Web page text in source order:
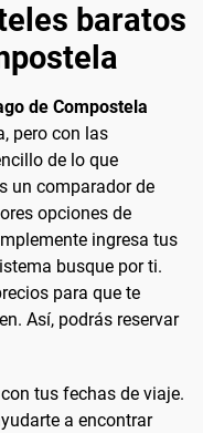
baratos
de Compostela
pero con las
de lo que
un comparador de
opciones de
ingresa tus
busque por ti.
para que te
Así, podrás reservar
tus fechas de viaje.
a encontrar